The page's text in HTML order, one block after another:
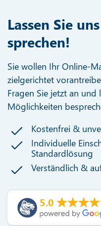
Lassen Sie
sprechen!
Sie wollen Ihr Online-
zielgerichtet
Fragen Sie jetzt an und
Möglichkeiten
Kostenfrei &
Individuelle
Standardlösung
Verständlich &
5.0